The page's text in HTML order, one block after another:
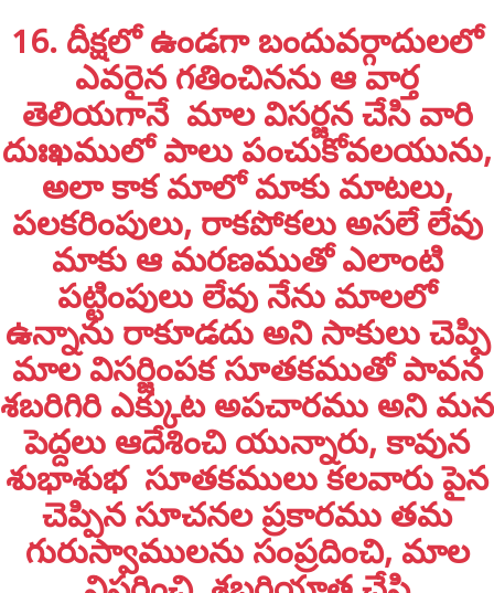
16. దీక్షలో ఉండగా బందువర్గాదులలో
ఎవరైన గతించినను ఆ వార్త
తెలియగానే మాల విసర్జన చేసి వారి
దుఃఖములో పాలు పంచుకోవలయును,
అలా కాక మాలో మాకు మాటలు,
పలకరింపులు, రాకపోకలు అసలే లేవు
మాకు ఆ మరణముతో ఎలాంటి
పట్టింపులు లేవు నేను మాలలో
ఉన్నాను రాకూడదు అని సాకులు చెప్పి
మాల విసర్జింపక సూతకముతో పావన
శబరిగిరి ఎక్కుట అపచారము అని మన
పెద్దలు ఆదేశించి యున్నారు, కావున
శుభాశుభ సూతకములు కలవారు పైన
చెప్పిన సూచనల ప్రకారము తమ
గురుస్వాములను సంప్రదించి, మాల